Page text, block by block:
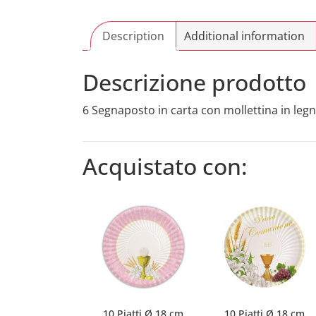
Description Additional information
Descrizione prodotto
6 Segnaposto in carta con mollettina in
Acquistato con: